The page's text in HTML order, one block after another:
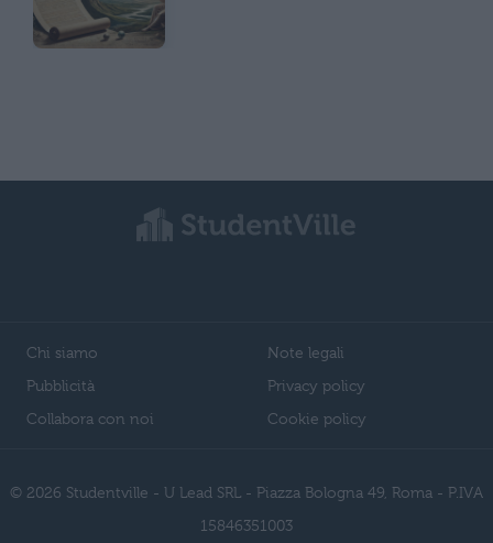
Chi siamo
Pubblicità
Collabora con noi
Note legali
Privacy policy
Cookie policy
© 2026 Studentville - U Lead SRL - Piazza Bologna 49, Roma - P.IVA
15846351003